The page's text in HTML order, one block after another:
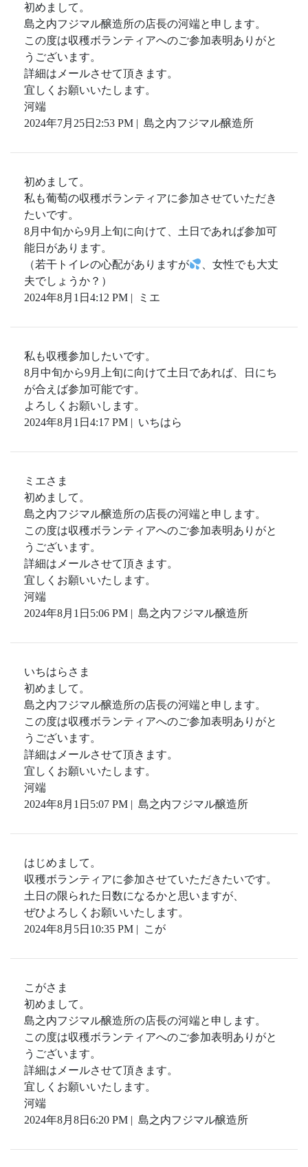
初めまして。
島之内フジマル醸造所の店長の河端と申します。
この度は収穫ボランティアへのご参加表明ありがと
うございます。
詳細はメールさせて頂きます。
宜しくお願いいたします。
河端
2024年7月25日2:53 PM | 島之内フジマル醸造所
初めまして。
私も葡萄の収穫ボランティアに参加させていただき
たいです。
8月中旬から9月上旬に向けて、土日であれば参加可
能日があります。
（若干トイレの心配がありますが
、女性でも大丈
夫でしょうか？）
2024年8月1日4:12 PM | ミエ
私も収穫参加したいです。
8月中旬から9月上旬に向けて土日であれば、日にち
が合えば参加可能です。
よろしくお願いします。
2024年8月1日4:17 PM | いちはら
ミエさま
初めまして。
島之内フジマル醸造所の店長の河端と申します。
この度は収穫ボランティアへのご参加表明ありがと
うございます。
詳細はメールさせて頂きます。
宜しくお願いいたします。
河端
2024年8月1日5:06 PM | 島之内フジマル醸造所
いちはらさま
初めまして。
島之内フジマル醸造所の店長の河端と申します。
この度は収穫ボランティアへのご参加表明ありがと
うございます。
詳細はメールさせて頂きます。
宜しくお願いいたします。
河端
2024年8月1日5:07 PM | 島之内フジマル醸造所
はじめまして。
収穫ボランティアに参加させていただきたいです。
土日の限られた日数になるかと思いますが、
ぜひよろしくお願いいたします。
2024年8月5日10:35 PM | こが
こがさま
初めまして。
島之内フジマル醸造所の店長の河端と申します。
この度は収穫ボランティアへのご参加表明ありがと
うございます。
詳細はメールさせて頂きます。
宜しくお願いいたします。
河端
2024年8月8日6:20 PM | 島之内フジマル醸造所